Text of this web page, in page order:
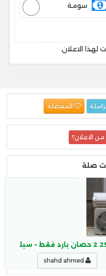
سومة
لهذا الاعلان.
المفضلة
الاعلان؟
صلة